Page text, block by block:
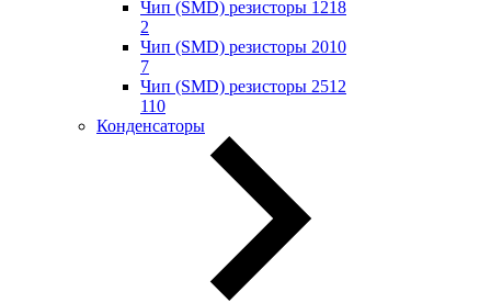
Чип (SMD) резисторы 1218
2
Чип (SMD) резисторы 2010
7
Чип (SMD) резисторы 2512
110
Конденсаторы